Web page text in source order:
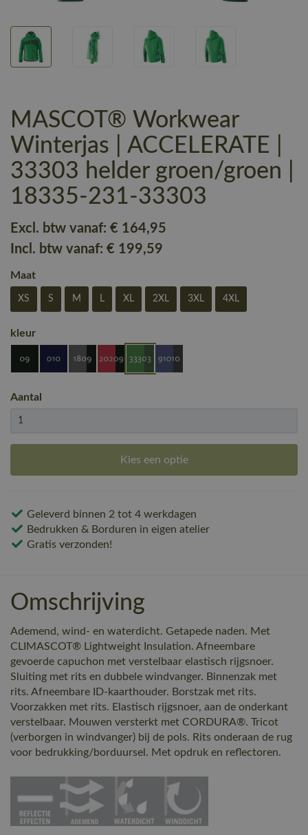
MASCOT® Workwear
Winterjas | ACCELERATE |
33303 helder groen/groen |
18335-231-33303
Excl. btw vanaf: € 164,95
Incl. btw vanaf: € 199,59
Maat
XS S M L XL 2XL 3XL 4XL
kleur
Aantal
Kies een optie
Geleverd binnen 2 tot 4 werkdagen
Bedrukken & Borduren in eigen atelier
Gratis verzonden!
Omschrijving
Ademend, wind- en waterdicht. Getapede naden. Met
CLIMASCOT® Lightweight Insulation. Afneembare
gevoerde capuchon met verstelbaar elastisch rijgsnoer.
Sluiting met rits en dubbele windvanger. Binnenzak met
rits. Afneembare ID-kaarthouder. Borstzak met rits.
Voorzakken met rits. Elastisch rijgsnoer, aan de onderkant
verstelbaar. Mouwen versterkt met CORDURA®. Tricot
(verborgen in windvanger) bij de pols. Rits onderaan de rug
voor bedrukking/borduursel. Met opdruk en reflectoren.